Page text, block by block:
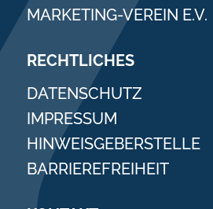
MARKETING-VEREIN E.V.
RECHTLICHES
DATENSCHUTZ
IMPRESSUM
HINWEISGEBERSTELLE
BARRIEREFREIHEIT